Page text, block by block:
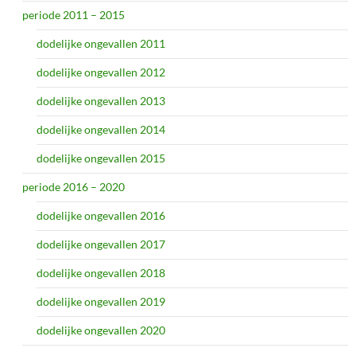
periode 2011 – 2015
dodelijke ongevallen 2011
dodelijke ongevallen 2012
dodelijke ongevallen 2013
dodelijke ongevallen 2014
dodelijke ongevallen 2015
periode 2016 – 2020
dodelijke ongevallen 2016
dodelijke ongevallen 2017
dodelijke ongevallen 2018
dodelijke ongevallen 2019
dodelijke ongevallen 2020